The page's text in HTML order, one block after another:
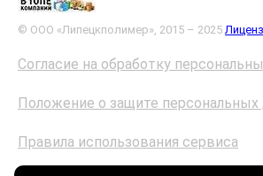
© ООО «Липецкполимер», 2015 – 2025
Согласие на обработку
Положение о защите персональных
Правила использования сервиса